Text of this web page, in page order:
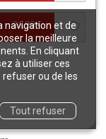
navigation et de
la meilleure
En cliquant
à utiliser ces
ou de les
Tout refuser
21,99 €
10 -